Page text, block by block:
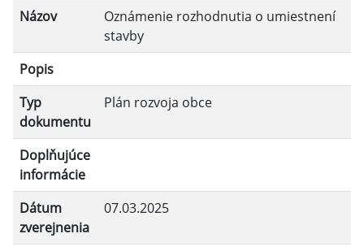
Dátum zverejnenia do:
Filtrovať
Názov
Oznámenie rozhodnutia o umiestnení
stavby
Popis
Typ
dokumentu
Plán rozvoja obce
Doplňujúce
informácie
Dátum
zverejnenia
07.03.2025